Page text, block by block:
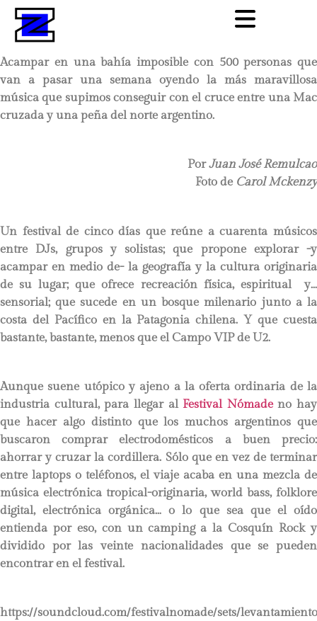
Acampar en una bahía imposible con 500 personas que
van a pasar una semana oyendo la más maravillosa
música que supimos conseguir con el cruce entre una Mac
cruzada y una peña del norte argentino.
PorJuan José Remulcao
Foto de Carol Mckenzy
Un festival de cinco días que reúne a cuarenta músicos
entre DJs, grupos y solistas; que propone explorar -y
acampar en medio de- la geografía y la cultura originaria
de su lugar; que ofrece recreación física, espiritual y…
sensorial; que sucede en un bosque milenario junto a la
costa del Pacífico en la Patagonia chilena. Y que cuesta
bastante, bastante, menos que el Campo VIP de U2.
Aunque suene utópico y ajeno a la oferta ordinaria de la
industria cultural, para llegar alFestival Nómadeno hay
que hacer algo distinto que los muchos argentinos que
buscaron comprar electrodomésticos a buen precio:
ahorrar y cruzar la cordillera. Sólo que en vez de terminar
entre laptops o teléfonos, el viaje acaba en una mezcla de
música electrónica tropical-originaria, world bass, folklore
digital, electrónica orgánica… o lo que sea que el oído
entienda por eso, con un camping a la Cosquín Rock y
dividido por las veinte nacionalidades que se pueden
encontrar en el festival.
https://soundcloud.com/festivalnomade/sets/